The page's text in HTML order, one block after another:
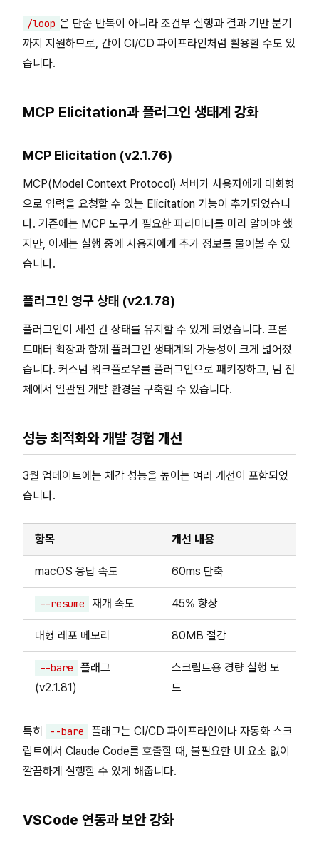
/loop 은 단순 반복이 아니라 조건부 실행과 결과 기반 분기
까지 지원하므로, 간이 CI/CD 파이프라인처럼 활용할 수도 있
습니다.
MCP Elicitation과 플러그인 생태계 강화
MCP Elicitation (v2.1.76)
MCP(Model Context Protocol) 서버가 사용자에게 대화형
으로 입력을 요청할 수 있는 Elicitation 기능이 추가되었습니
다. 기존에는 MCP 도구가 필요한 파라미터를 미리 알아야 했
지만, 이제는 실행 중에 사용자에게 추가 정보를 물어볼 수 있
습니다.
플러그인 영구 상태 (v2.1.78)
플러그인이 세션 간 상태를 유지할 수 있게 되었습니다. 프론
트매터 확장과 함께 플러그인 생태계의 가능성이 크게 넓어졌
습니다. 커스텀 워크플로우를 플러그인으로 패키징하고, 팀 전
체에서 일관된 개발 환경을 구축할 수 있습니다.
성능 최적화와 개발 경험 개선
3월 업데이트에는 체감 성능을 높이는 여러 개선이 포함되었
습니다.
항목 개선 내용
macOS 응답 속도 60ms 단축
--resume 재개 속도 45% 향상
대형 레포 메모리 80MB 절감
--bare
플래그
(v2.1.81)
스크립트용 경량 실행 모
드
특히 --bare
플래그는 CI/CD 파이프라인이나 자동화 스크
립트에서 Claude Code를 호출할 때, 불필요한 UI 요소 없이
깔끔하게 실행할 수 있게 해줍니다.
VSCode 연동과 보안 강화